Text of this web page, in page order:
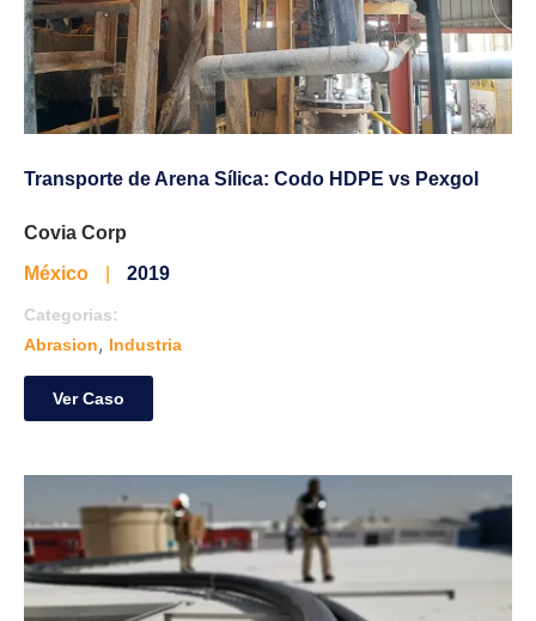
Transporte de Arena Sílica: Codo HDPE vs Pexgol
Covia Corp
México
2019
Categorias:
Abrasion, Industria
Ver Caso